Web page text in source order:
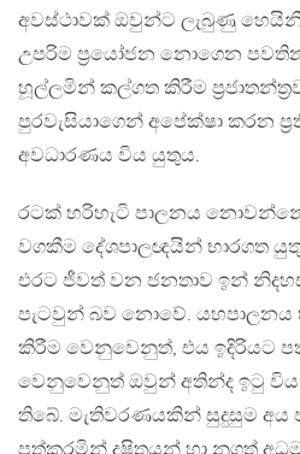
අවස්ථාවක් ඔවුන්ට ලැබුණු
උපරිම ප්‍රයෝජන නොගෙන
හූල්ලමින් කල්ගත කිරීම
පුරවැසියාගෙන් අපේක්ෂා කරන
අවධාරණය විය යුතුය.
රටක් හරිහැටි පාලනය
වගකීම දේශපාලඥයින් භාරගත
එරට ජීවත් වන ජනතාව ඉන්
පැටවුන් බව නොවේ. යහපාලනය
කිරීම වෙනුවෙනුත්, එය ඉදිරියට
වෙනුවෙනුත් ඔවුන් අතින්ද ඉටු
තිබේ. මැතිවරණයකින් සුදුසුම අය
පත්කරමින් දූෂිතයන් හා නූගත්